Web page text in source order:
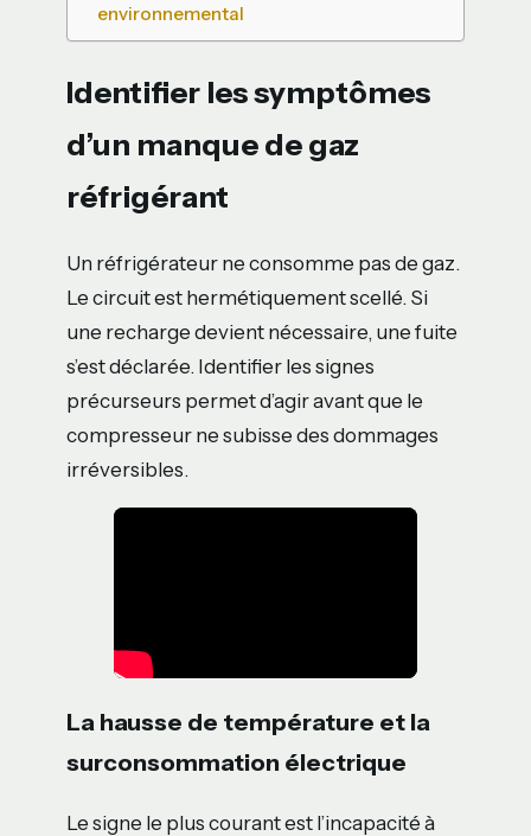
environnemental
Identifier les symptômes
d’un manque de gaz
réfrigérant
Un réfrigérateur ne consomme pas de gaz.
Le circuit est hermétiquement scellé. Si
une recharge devient nécessaire, une fuite
s’est déclarée. Identifier les signes
précurseurs permet d’agir avant que le
compresseur ne subisse des dommages
irréversibles.
La hausse de température et la
surconsommation électrique
Le signe le plus courant est l’incapacité à